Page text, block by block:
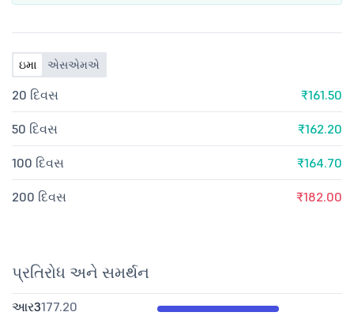
ઇમા એસએમએ
20 દિવસ ₹161.50
50 દિવસ ₹162.20
100 દિવસ ₹164.70
200 દિવસ ₹182.00
પ્રતિરોધ અને સમર્થન
આર3177.20